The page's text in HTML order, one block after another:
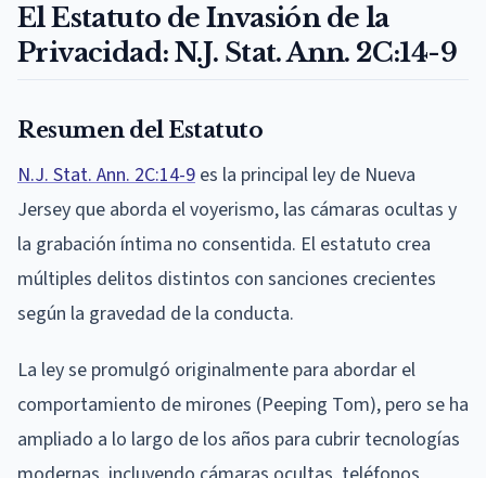
El Estatuto de Invasión de la
Privacidad: N.J. Stat. Ann. 2C:14-9
Resumen del Estatuto
N.J. Stat. Ann. 2C:14-9 es la principal ley de Nueva
Jersey que aborda el voyerismo, las cámaras ocultas y
la grabación íntima no consentida. El estatuto crea
múltiples delitos distintos con sanciones crecientes
según la gravedad de la conducta.
La ley se promulgó originalmente para abordar el
comportamiento de mirones (Peeping Tom), pero se ha
ampliado a lo largo de los años para cubrir tecnologías